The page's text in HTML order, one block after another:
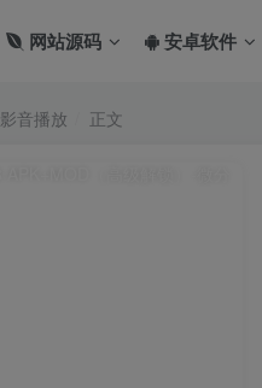
网站源码 安卓软件
影音播放 正文